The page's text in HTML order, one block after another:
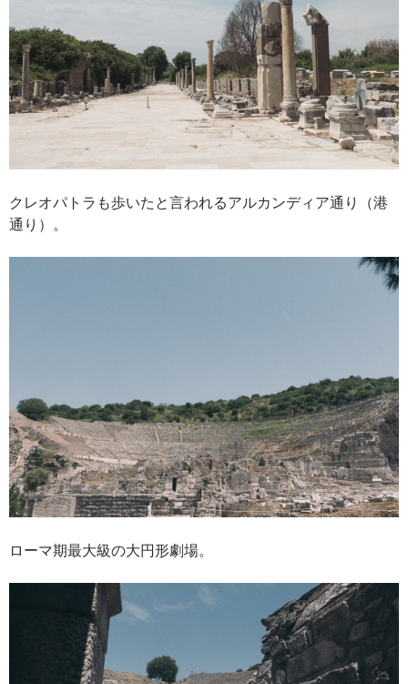
クレオパトラも歩いたと言われるアルカンディア通り（港
通り）。
ローマ期最大級の大円形劇場。